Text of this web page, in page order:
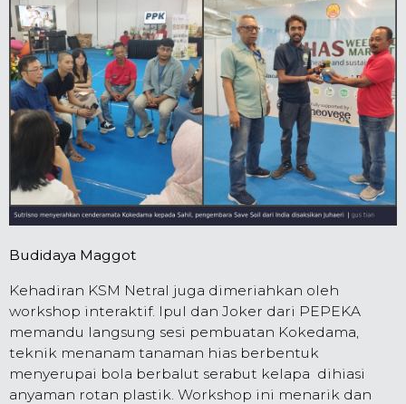
Budidaya Maggot
Kehadiran KSM Netral juga dimeriahkan oleh
workshop interaktif. Ipul dan Joker dari PEPEKA
memandu langsung sesi pembuatan Kokedama,
teknik menanam tanaman hias berbentuk
menyerupai bola berbalut serabut kelapa dihiasi
anyaman rotan plastik. Workshop ini menarik dan